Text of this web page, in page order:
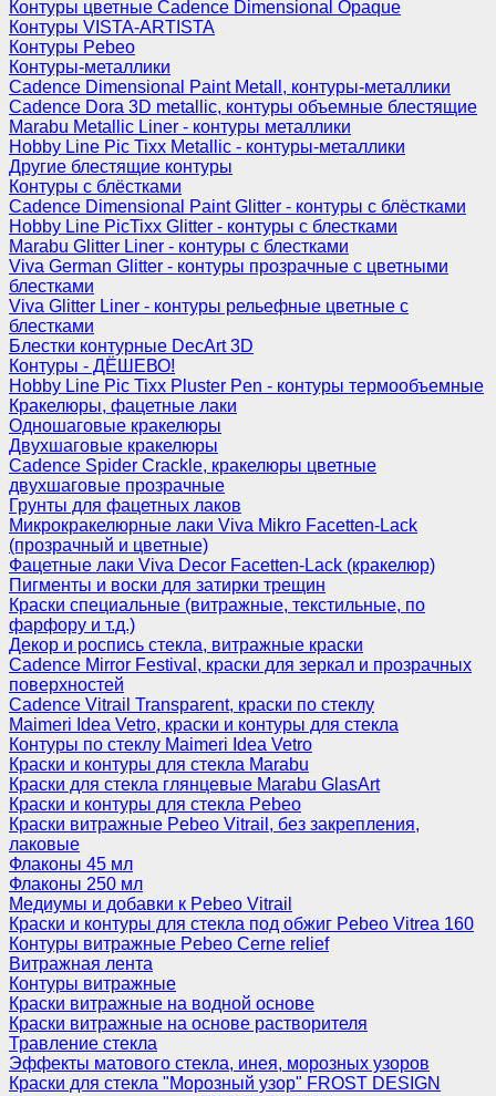
Контуры цветные Cadence Dimensional Opaque
Контуры VISTA-ARTISTA
Контуры Pebeo
Контуры-металлики
Cadence Dimensional Paint Metall, контуры-металлики
Cadence Dora 3D metallic, контуры объемные блестящие
Marabu Metallic Liner - контуры металлики
Hobby Line Pic Tixx Metallic - контуры-металлики
Другие блестящие контуры
Контуры с блёстками
Cadence Dimensional Paint Glitter - контуры с блёстками
Hobby Line PicTixx Glitter - контуры с блестками
Marabu Glitter Liner - контуры с блестками
Viva German Glitter - контуры прозрачные с цветными
блестками
Viva Glitter Liner - контуры рельефные цветные с
блестками
Блестки контурные DecArt 3D
Контуры - ДЁШЕВО!
Hobby Line Pic Tixx Pluster Pen - контуры термообъемные
Кракелюры, фацетные лаки
Одношаговые кракелюры
Двухшаговые кракелюры
Cadence Spider Crackle, кракелюры цветные
двухшаговые прозрачные
Грунты для фацетных лаков
Микрокракелюрные лаки Viva Mikro Facetten-Lack
(прозрачный и цветные)
Фацетные лаки Viva Decor Facetten-Lack (кракелюр)
Пигменты и воски для затирки трещин
Краски специальные (витражные, текстильные, по
фарфору и т.д.)
Декор и роспись стекла, витражные краски
Cadence Mirror Festival, краски для зеркал и прозрачных
поверхностей
Cadence Vitrail Transparent, краски по стеклу
Maimeri Idea Vetro, краски и контуры для стекла
Контуры по стеклу Maimeri Idea Vetro
Краски и контуры для стекла Marabu
Краски для стекла глянцевые Marabu GlasArt
Краски и контуры для стекла Pebeo
Краски витражные Pebeo Vitrail, без закрепления,
лаковые
Флаконы 45 мл
Флаконы 250 мл
Медиумы и добавки к Pebeo Vitrail
Краски и контуры для стекла под обжиг Pebeo Vitrea 160
Контуры витражные Pebeo Cerne relief
Витражная лента
Контуры витражные
Краски витражные на водной основе
Краски витражные на основе растворителя
Травление стекла
Эффекты матового стекла, инея, морозных узоров
Краски для стекла "Морозный узор" FROST DESIGN